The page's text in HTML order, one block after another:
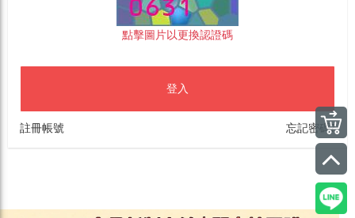
點擊圖片以更換認證碼
登入
註冊帳號 忘記密碼?